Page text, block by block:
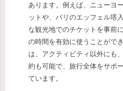
あります。例えば、ニューヨ
ットや、パリのエッフェル塔
な観光地でのチケットを事前
の時間を有効に使うことがで
は、アクティビティ以外にも
約も可能で、旅行全体をサポ
ています。